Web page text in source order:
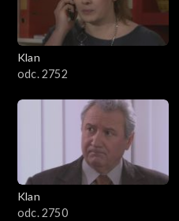
Klan
odc. 2752
Klan
odc. 2750